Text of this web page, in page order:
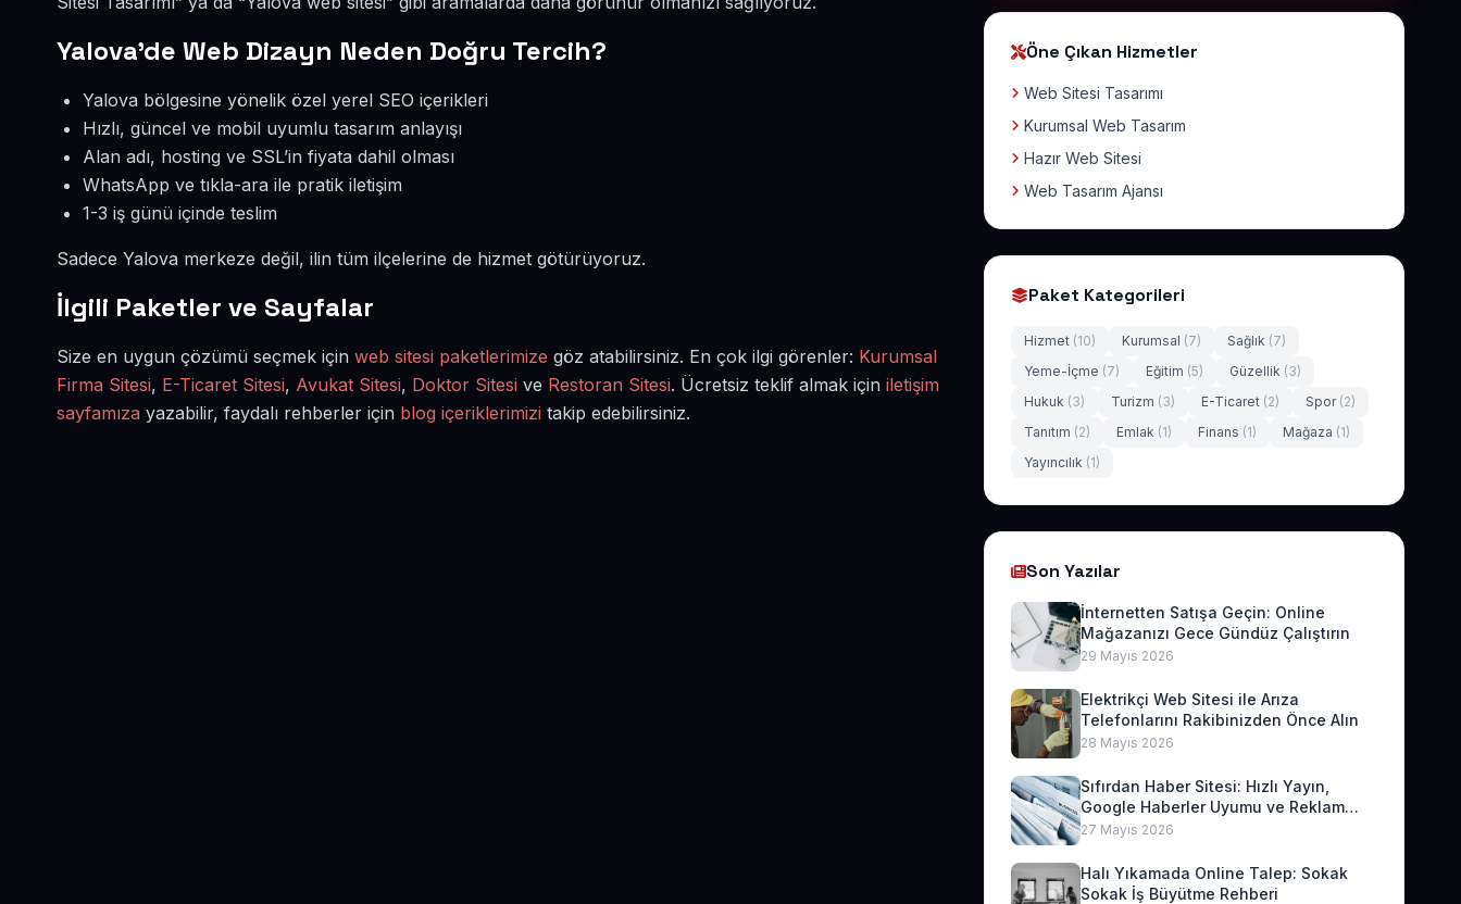
Yalova’de Web Dizayn Neden Doğru Tercih?
Yalova bölgesine yönelik özel yerel SEO içerikleri
Hızlı, güncel ve mobil uyumlu tasarım anlayışı
Alan adı, hosting ve SSL’in fiyata dahil olması
WhatsApp ve tıkla-ara ile pratik iletişim
1-3 iş günü içinde teslim
Sadece Yalova merkeze değil, ilin tüm ilçelerine de hizmet götürüyoruz.
İlgili Paketler ve Sayfalar
Size en uygun çözümü seçmek için web sitesi paketlerimize göz atabilirsiniz. En çok ilgi görenler: Kurumsal
Firma Sitesi, E-Ticaret Sitesi, Avukat Sitesi, Doktor Sitesi ve Restoran Sitesi. Ücretsiz teklif almak için iletişim
sayfamıza yazabilir, faydalı rehberler için blog içeriklerimizi takip edebilirsiniz.
Öne Çıkan Hizmetler
Web Sitesi Tasarımı
Kurumsal Web Tasarım
Hazır Web Sitesi
Web Tasarım Ajansı
Paket Kategorileri
Hizmet (10) Kurumsal (7) Sağlık (7)
Yeme-İçme (7) Eğitim (5) Güzellik (3)
Hukuk (3) Turizm (3) E-Ticaret (2) Spor (2)
Tanıtım (2) Emlak (1) Finans (1) Mağaza (1)
Yayıncılık (1)
Son Yazılar
İnternetten Satışa Geçin: Online
Mağazanızı Gece Gündüz Çalıştırın
29 Mayıs 2026
Elektrikçi Web Sitesi ile Arıza
Telefonlarını Rakibinizden Önce Alın
28 Mayıs 2026
Sıfırdan Haber Sitesi: Hızlı Yayın,
Google Haberler Uyumu ve Reklam
Geliri
27 Mayıs 2026
Halı Yıkamada Online Talep: Sokak
Sokak İş Büyütme Rehberi